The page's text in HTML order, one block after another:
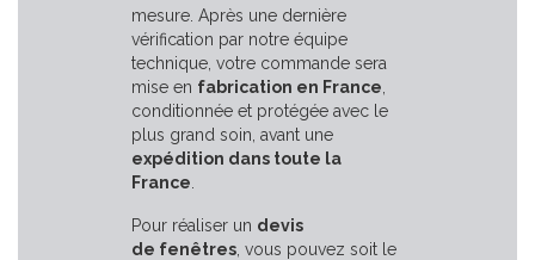
mesure. Après une dernière
vérification par notre équipe
technique, votre commande sera
mise en fabrication en France
conditionnée et protégée avec le
plus grand soin, avant une
expédition dans toute la
France
Pour réaliser un devis
de fenêtres , vous pouvez soit le